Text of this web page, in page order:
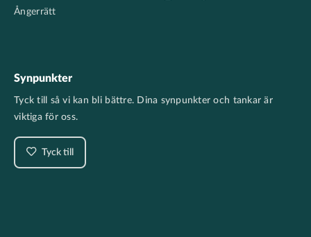
Ångerrätt
Synpunkter
Tyck till så vi kan bli bättre. Dina synpunkter och tankar är
viktiga för oss.
Tyck till